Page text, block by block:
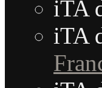
iTA
iTA